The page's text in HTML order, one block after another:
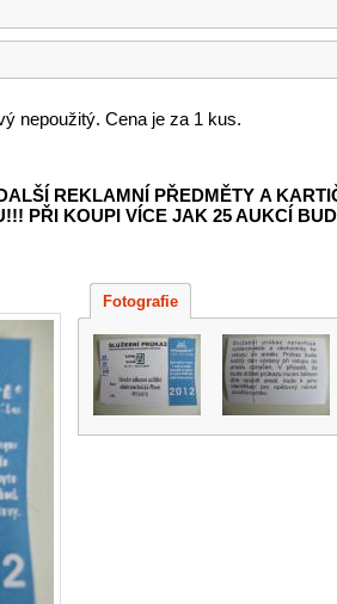
nepoužitý. Cena je za 1 kus.
REKLAMNÍ PŘEDMĚTY A
PŘI KOUPI VÍCE JAK 25 AUKCÍ
Fotografie